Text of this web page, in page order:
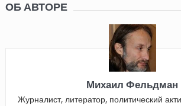
ОБ АВТОРЕ
Михаил Фельдман
Журналист, литератор, политический